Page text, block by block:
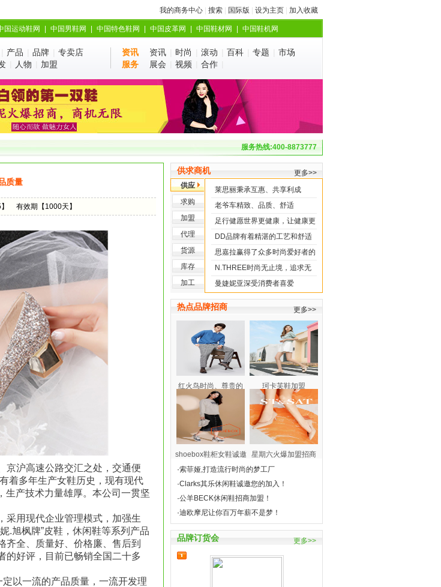
我的商务中心 搜索 国际版 设为主页 加入收藏
国运动鞋网 中国男鞋网 中国特色鞋网 中国皮革网 中国鞋材网 中国鞋机网
产品 品牌
专卖店
人物 加盟
资讯
服务
资讯 时尚 滚动 百科 专题
市场
展会
视频 合作
服务热线:400-8873777
质量
有效期【1000天】
京沪高速公路交汇之处，交通便
着多年生产女鞋历史，现有现代
生产技术力量雄厚。本公司一贯坚
采用现代企业管理模式，加强生
.旭枫牌”皮鞋，休闲鞋等系列产品
齐全、质量好、价格廉、售后到
的好评，目前已畅销全国二十多
以一流的产品质量，一流开发理
更多>>
供求商机
供应
求购
加盟
代理
货源
库存
加工
莱思丽秉承互惠、共享利成
老爷车精致、品质、舒适
足行健愿世界更健康，让健康更
简
DD品牌有着精湛的工艺和舒适
的穿
思嘉拉赢得了众多时尚爱好者的
喜
N.THREE时尚无止境，追求无
止境
曼婕妮亚深受消费者喜爱
热点品牌招商 更多>>
红火鸟时尚、尊贵的 珂卡芙鞋加盟
shoebox鞋柜女鞋诚邀
星期六火爆加盟招商
·索菲娅,打造流行时尚的梦工厂
·Clarks其乐休闲鞋诚邀您的加入！
·公羊BECK休闲鞋招商加盟！
·迪欧摩尼让你百万年薪不是梦！
品牌订货会 更多>>